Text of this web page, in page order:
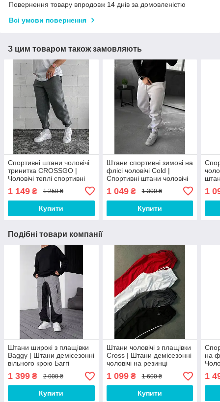
Повернення товару впродовж 14 днів за домовленістю
Всі умови повернення
З цим товаром також замовляють
Спортивні штани чоловічі
тринитка CROSSGO |
Чоловічі теплі спортивні
1 149 ₴ 1 250 ₴
Купити
Штани спортивні зимові на
флісі чоловічі Cold |
Спортивні штани чоловічі
1 049₴ 1 300 ₴
Купити
1
Подібні товари компанії
Штани широкі з плащівки
Baggy | Штани демісезонні
вільного крою Баггі
1 399 ₴ 2 000 ₴
Купити
Штани чоловічі з плащівки
Cross | Штани демісезонні
чоловічі на резинці
1 099₴ 1 600 ₴
Купити
на
1